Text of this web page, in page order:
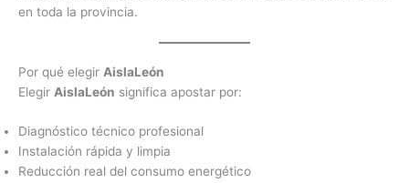
en toda la provincia.
Por qué elegir AislaLeón
Elegir AislaLeón significa apostar por:
Diagnóstico técnico profesional
Instalación rápida y limpia
Reducción real del consumo energético